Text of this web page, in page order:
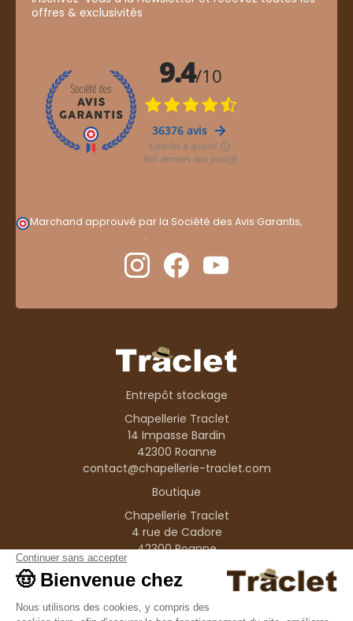
offres & exclusivités
Marchand approuvé par la Société des Avis Garantis,
.
Entrepôt stockage
Chapellerie Traclet
14 Impasse Bardin
42300 Roanne
contact@chapellerie-traclet.com
Boutique
Chapellerie Traclet
4 rue de Cadore
42300 Roanne